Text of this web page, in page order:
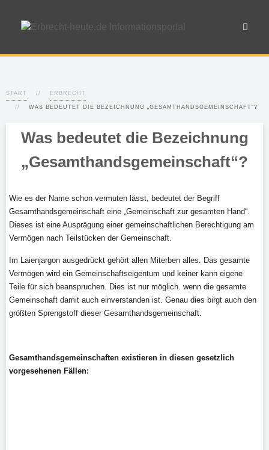
START ERBRECHT
WAS BEDEUTET DIE BEZEICHNUNG „GESAMTHANDSGEMEINSCHAFT“?
Was bedeutet die Bezeichnung
„Gesamthandsgemeinschaft“?
Wie es der Name schon vermuten lässt, bedeutet der Begriff
Gesamthandsgemeinschaft eine „Gemeinschaft zur gesamten Hand“.
Dieses ist eine Ausprägung einer gemeinschaftlichen Berechtigung am
Vermögen nach Teilstücken der Gemeinschaft.
Im Laienjargon ausgedrückt gehört allen Miterben alles. Das gesamte
Vermögen wird ein Gemeinschaftseigentum und keiner kann eigene
Teile für sich beanspruchen. Dies ist nur möglich. wenn die gesamte
Gemeinschaft damit auch einverstanden ist. Genau dies birgt auch den
größten Sprengstoff dieser Gesamthandsgemeinschaft.
Gesamthandsgemeinschaften existieren in diesen gesetzlich
vorgesehenen Fällen: